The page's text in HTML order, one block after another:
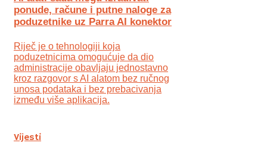
ponude, račune i putne naloge za
poduzetnike uz Parra AI konektor
Riječ je o tehnologiji koja
poduzetnicima omogućuje da dio
administracije obavljaju jednostavno
kroz razgovor s AI alatom bez ručnog
unosa podataka i bez prebacivanja
između više aplikacija.
Vijesti